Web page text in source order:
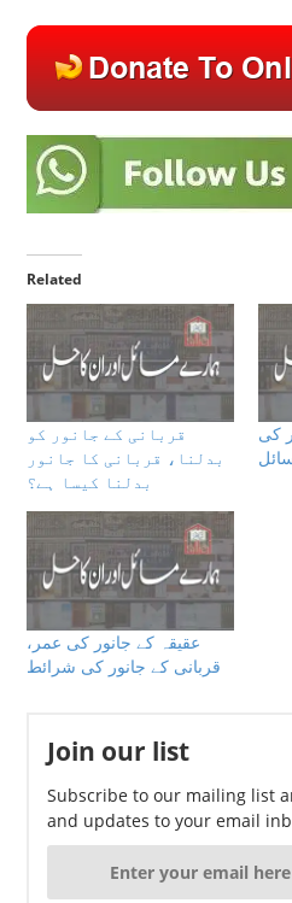
Related
قربانی کے جانور کو
بدلنا، قربانی کا جانور
بدلنا کیسا ہے؟
کی
عقیقہ کے جانور کی عمر،
قربانی کے جانور کی شرائط
Join our list
Subscribe to our mailing list
and updates to your email